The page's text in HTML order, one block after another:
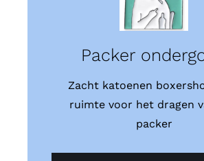
Packer
Zacht katoenen
ruimte voor het dragen
packer